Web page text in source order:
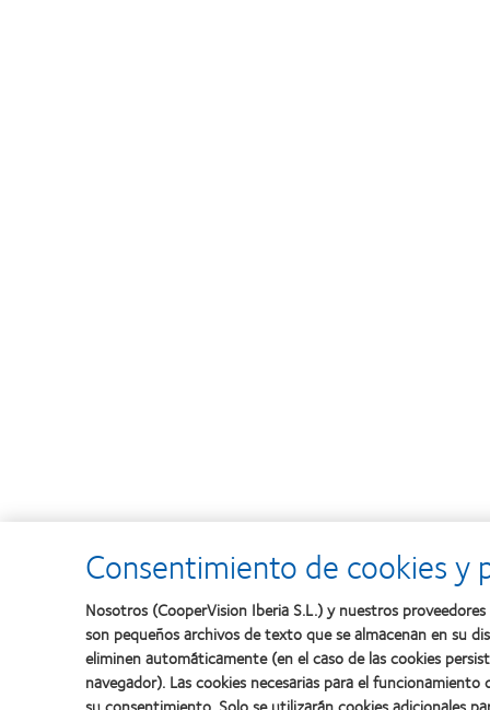
Consentimiento de cookies y
Nosotros (CooperVision Iberia S.L.) y nuestros
son pequeños archivos de texto que se almacenan en su
eliminen automáticamente (en el caso de las cookies
navegador). Las cookies necesarias para el